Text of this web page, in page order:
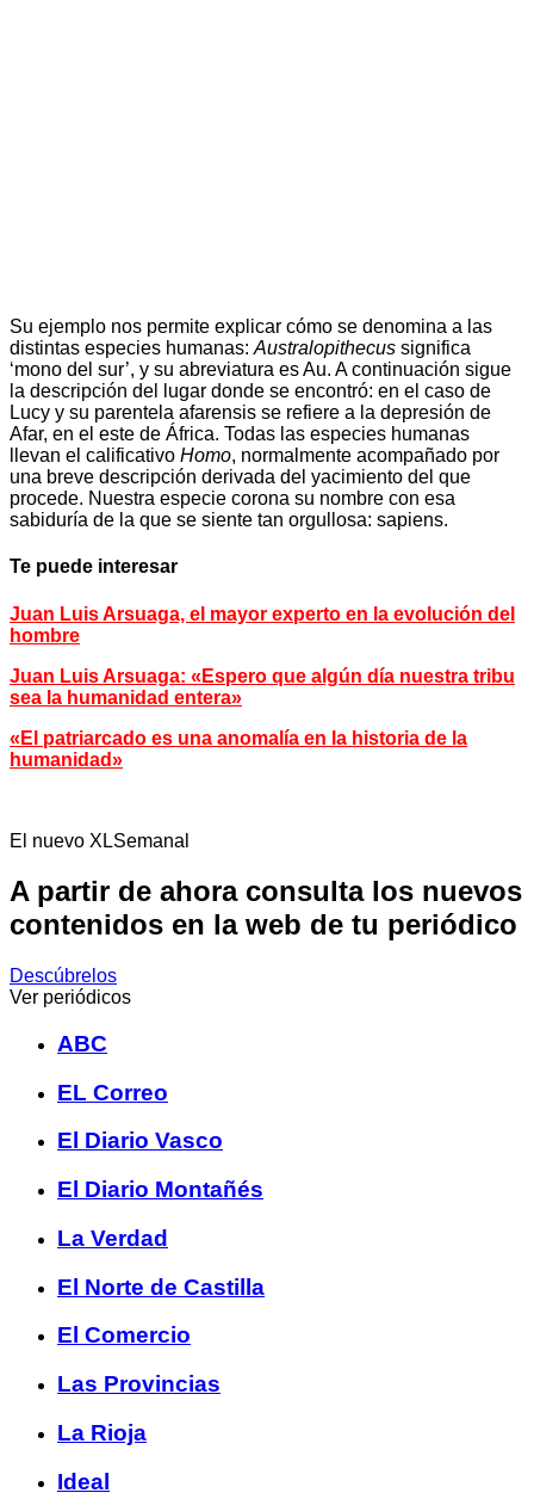
Su ejemplo nos permite explicar cómo se denomina a las
distintas especies humanas: Australopithecus significa
‘mono del sur’, y su abreviatura es Au. A continuación sigue
la descripción del lugar donde se encontró: en el caso de
Lucy y su parentela afarensis se refiere a la depresión de
Afar, en el este de África. Todas las especies humanas
llevan el calificativo Homo, normalmente acompañado por
una breve descripción derivada del yacimiento del que
procede. Nuestra especie corona su nombre con esa
sabiduría de la que se siente tan orgullosa: sapiens.
Te puede interesar
Juan Luis Arsuaga, el mayor experto en la evolución del
hombre
Juan Luis Arsuaga: «Espero que algún día nuestra tribu
sea la humanidad entera»
«El patriarcado es una anomalía en la historia de la
humanidad»
El nuevo XLSemanal
A partir de ahora consulta los nuevos
contenidos en la web de tu periódico
Descúbrelos
Ver periódicos
ABC
EL Correo
El Diario Vasco
El Diario Montañés
La Verdad
El Norte de Castilla
El Comercio
Las Provincias
La Rioja
Ideal